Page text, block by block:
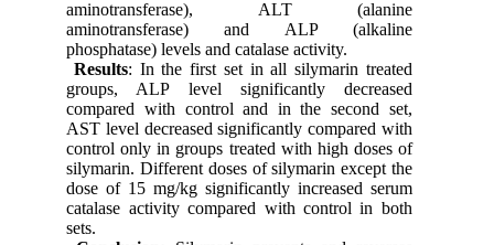
aminotransferase), ALT (alanine
aminotransferase) and ALP (alkaline
phosphatase) levels and catalase activity.
Results : In the first set in all silymarin treated
groups, ALP level significantly decreased
compared with control and in the second set,
AST level decreased significantly compared with
control only in groups treated with high doses of
silymarin. Different doses of silymarin except the
dose of 15 mg/kg significantly increased serum
catalase activity compared with control in both
sets.